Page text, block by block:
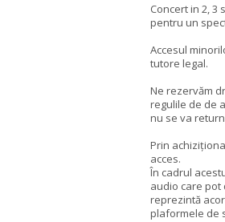
Concert in 2, 3
pentru un
Accesul
tutore legal.
Ne rezervăm
regulile de de
nu se va
Prin
acces.
În cadrul
audio care pot
reprezintă
plaformele de